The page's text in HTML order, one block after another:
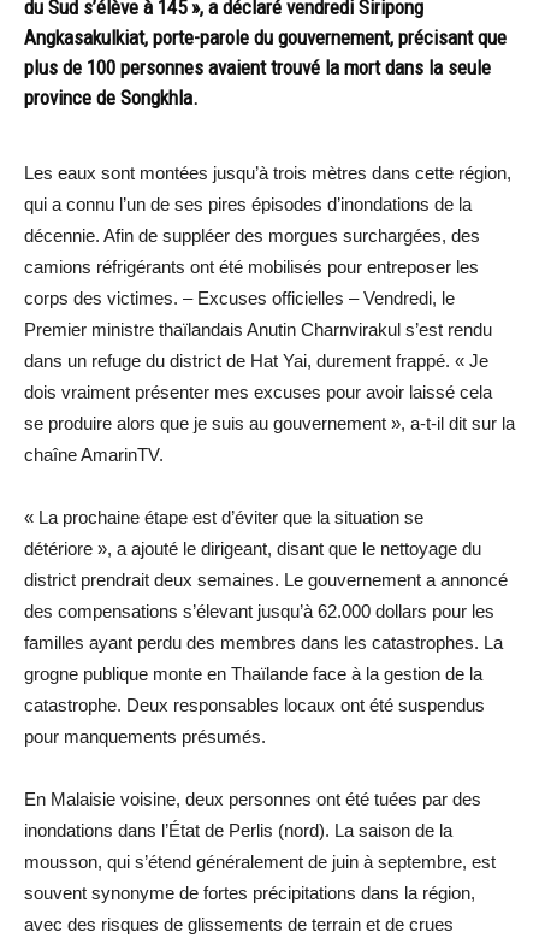
du Sud s’élève à 145 », a déclaré vendredi Siripong
Angkasakulkiat, porte-parole du gouvernement, précisant que
plus de 100 personnes avaient trouvé la mort dans la seule
province de Songkhla.
Les eaux sont montées jusqu’à trois mètres dans cette région,
qui a connu l’un de ses pires épisodes d’inondations de la
décennie. Afin de suppléer des morgues surchargées, des
camions réfrigérants ont été mobilisés pour entreposer les
corps des victimes. – Excuses officielles – Vendredi, le
Premier ministre thaïlandais Anutin Charnvirakul s’est rendu
dans un refuge du district de Hat Yai, durement frappé. « Je
dois vraiment présenter mes excuses pour avoir laissé cela
se produire alors que je suis au gouvernement », a-t-il dit sur la
chaîne AmarinTV.
« La prochaine étape est d’éviter que la situation se
détériore », a ajouté le dirigeant, disant que le nettoyage du
district prendrait deux semaines. Le gouvernement a annoncé
des compensations s’élevant jusqu’à 62.000 dollars pour les
familles ayant perdu des membres dans les catastrophes. La
grogne publique monte en Thaïlande face à la gestion de la
catastrophe. Deux responsables locaux ont été suspendus
pour manquements présumés.
En Malaisie voisine, deux personnes ont été tuées par des
inondations dans l’État de Perlis (nord). La saison de la
mousson, qui s’étend généralement de juin à septembre, est
souvent synonyme de fortes précipitations dans la région,
avec des risques de glissements de terrain et de crues